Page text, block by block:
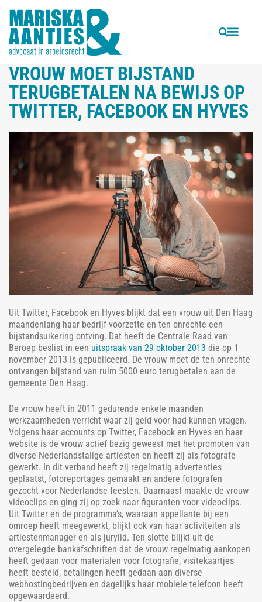
VORIGE VOLGENDE
VROUW MOET BIJSTAND
TERUGBETALEN NA BEWIJS OP
TWITTER, FACEBOOK EN HYVES
Uit Twitter, Facebook en Hyves blijkt dat een vrouw uit Den Haag
maandenlang haar bedrijf voorzette en ten onrechte een
bijstandsuikering ontving. Dat heeft de Centrale Raad van
Beroep beslist in een uitspraak van 29 oktober 2013 die op 1
november 2013 is gepubliceerd. De vrouw moet de ten onrechte
ontvangen bijstand van ruim 5000 euro terugbetalen aan de
gemeente Den Haag.
De vrouw heeft in 2011 gedurende enkele maanden
werkzaamheden verricht waar zij geld voor had kunnen vragen.
Volgens haar accounts op Twitter, Facebook en Hyves en haar
website is de vrouw actief bezig geweest met het promoten van
diverse Nederlandstalige artiesten en heeft zij als fotografe
gewerkt. In dit verband heeft zij regelmatig advertenties
geplaatst, fotoreportages gemaakt en andere fotografen
gezocht voor Nederlandse feesten. Daarnaast maakte de vrouw
videoclips en ging zij op zoek naar figuranten voor videoclips.
Uit Twitter en de programma’s, waaraan appellante bij een
omroep heeft meegewerkt, blijkt ook van haar activiteiten als
artiestenmanager en als jurylid. Ten slotte blijkt uit de
overgelegde bankafschriften dat de vrouw regelmatig aankopen
heeft gedaan voor materialen voor fotografie, visitekaartjes
heeft besteld, betalingen heeft gedaan aan diverse
webhostingbedrijven en dagelijks haar mobiele telefoon heeft
opgewaardeerd.